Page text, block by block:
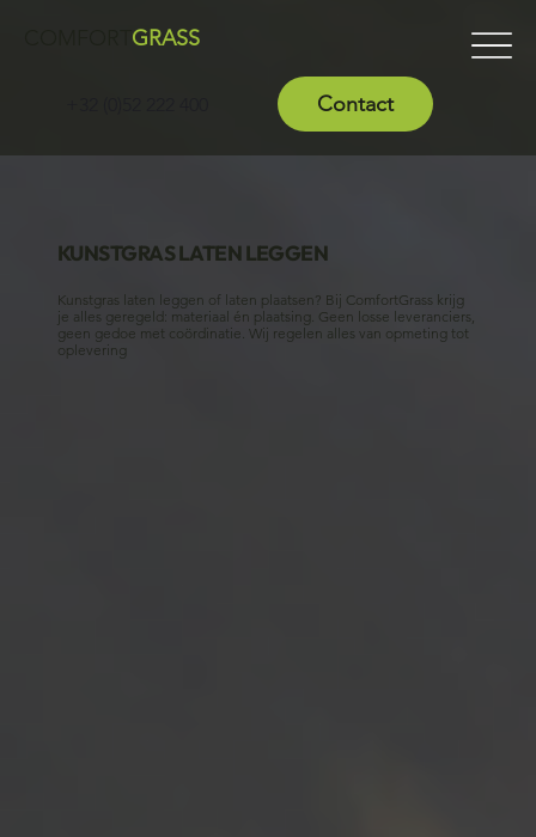
GRASS
Contact
KUNSTGRAS LATEN LEGGEN
Kunstgras laten leggen of laten plaatsen? Bij ComfortGrass krijg
je alles geregeld: materiaal én plaatsing. Geen losse leveranciers,
geen gedoe met coördinatie. Wij regelen alles van opmeting tot
oplevering